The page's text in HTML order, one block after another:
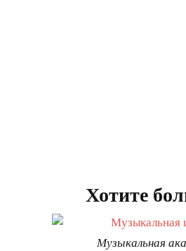
Хотите
Музыкальная